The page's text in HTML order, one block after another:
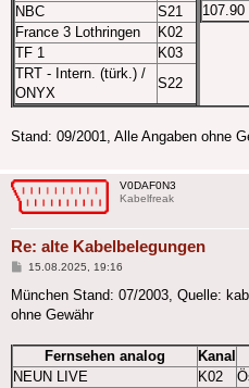
NBC
S21
France 3 Lothringen
K02
TF 1
K03
TRT - Intern. (türk.) /
ONYX
S22
107.90
Stand: 09/2001, Alle Angaben ohne
V0DAF0N3
Kabelfreak
Re: alte Kabelbelegungen
Beitrag
15.08.2025, 19:16
München Stand: 07/2003, Quelle:
ohne Gewähr
Fernsehen analog Kanal
NEUN LIVE
K02